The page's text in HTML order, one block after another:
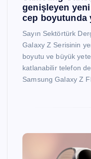
genişleyen
cep boyutunda
Sayın Sektörtürk
Galaxy Z Serisinin
boyutu ve büyük
katlanabilir telefon
Samsung Galaxy Z